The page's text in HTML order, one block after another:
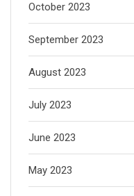
October 2023
September 2023
August 2023
July 2023
June 2023
May 2023